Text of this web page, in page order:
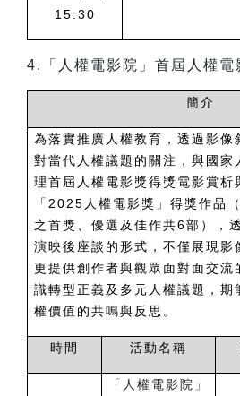
15:30
4. 「人權電影院」首屆人權
簡介
為落實推廣人權教育，透過影像
對當代人權議題的關注，與國家
理首屆人權電影獎得獎電影賞析
「2025人權電影獎」得獎作品
之首獎、優選及佳作共6部），
演映後座談的形式，不僅展現影
更提供創作者與觀眾面對面交流
識轉型正義及多元人權議題，期
權價值的共鳴與反思。
時間 活動名稱
「人權電影院」